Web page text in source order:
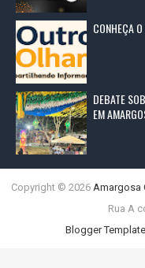
CONHEÇA
DEBATE
EM
Copyright © 2026 Amargosa
Rua A
Blogger